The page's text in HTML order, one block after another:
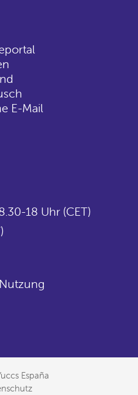
E-Mail
18 Uhr (CET)
España